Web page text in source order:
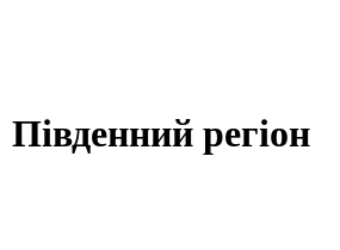
Південний регіон